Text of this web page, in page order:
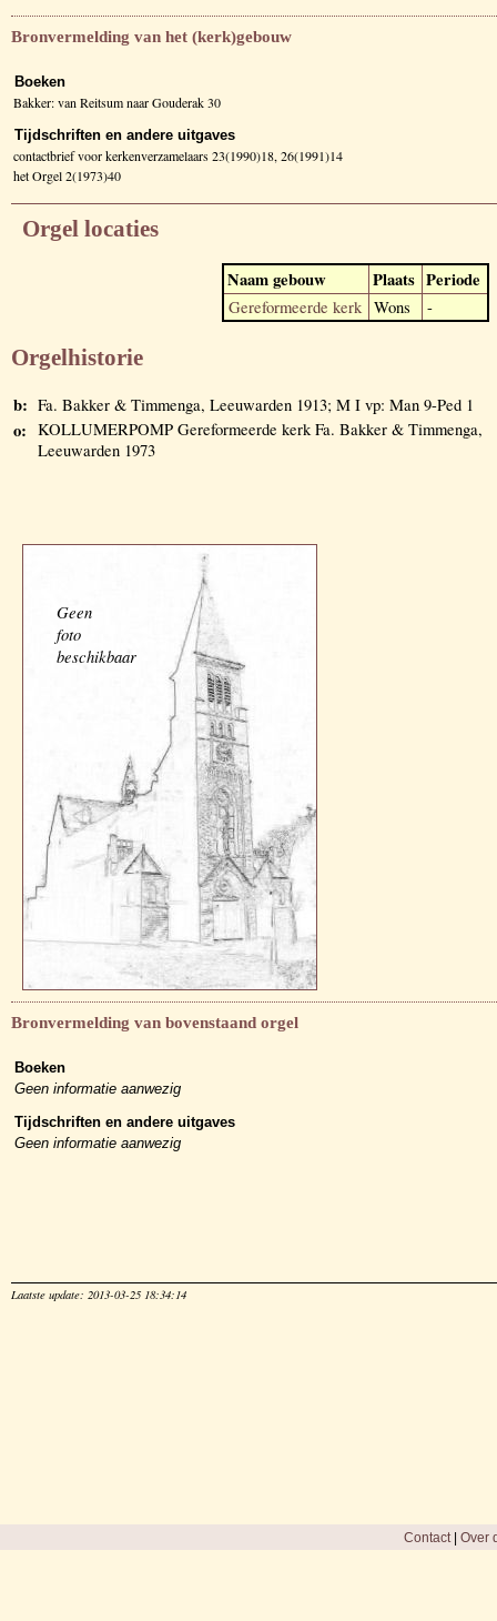
Bronvermelding van het (kerk)gebouw
Boeken
Bakker: van Reitsum naar Gouderak 30
Tijdschriften en andere uitgaves
contactbrief voor kerkenverzamelaars 23(1990)18, 26(1991)14
het Orgel 2(1973)40
Orgel locaties
Naam gebouw Plaats Periode
Gereformeerde kerk Wons -
Orgelhistorie
b: Fa. Bakker & Timmenga, Leeuwarden 1913; M I vp: Man 9-Ped 1
o: KOLLUMERPOMP Gereformeerde kerk Fa. Bakker & Timmenga,
Leeuwarden 1973
Geen
foto
beschikbaar
Bronvermelding van bovenstaand orgel
Boeken
Geen informatie aanwezig
Tijdschriften en andere uitgaves
Geen informatie aanwezig
Laatste update: 2013-03-25 18:34:14
Contact| Over